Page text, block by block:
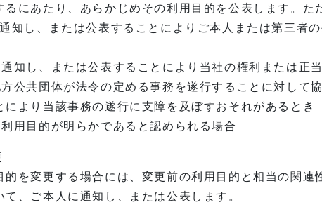
にあたり、あらかじめその利用目的を公表します。た
知し、または公表することによりご本人または第三者
知し、または公表することにより当社の権利または正
方公共団体が法令の定める事務を遂行することに対して
より当該事務の遂行に支障を及ぼすおそれがあるとき
用目的が明らかであると認められる場合
を変更する場合には、変更前の利用目的と相当の関連
、ご本人に通知し、または公表します。